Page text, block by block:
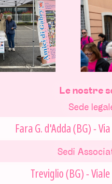
Le nostre
Sede
Fara G. d'Adda (BG) -
Sedi
Treviglio (BG) -